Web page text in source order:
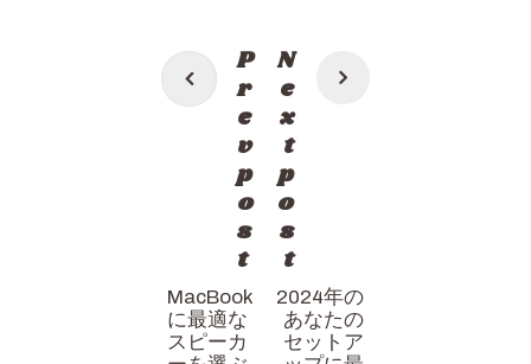
投
稿
ョ
ン
P
r
e
v
p
o
s
t
MacBook
に最適な
スピーカ
N
e
x
t
p
o
s
t
2024年の
あなたの
セットア